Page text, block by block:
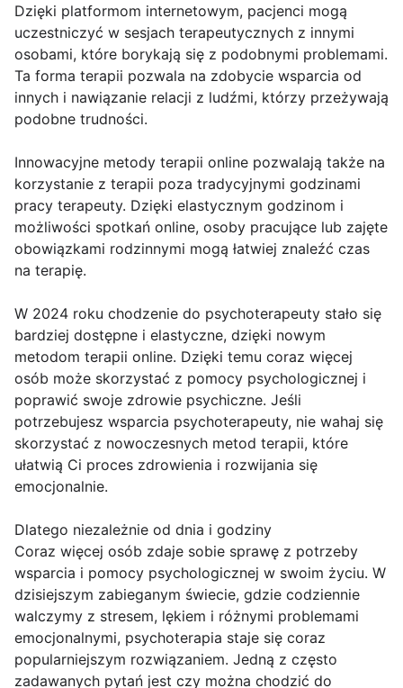
Dzięki platformom internetowym, pacjenci mogą
uczestniczyć w sesjach terapeutycznych z innymi
osobami, które borykają się z podobnymi problemami.
Ta forma terapii pozwala na zdobycie wsparcia od
innych i nawiązanie relacji z ludźmi, którzy przeżywają
podobne trudności.
Innowacyjne metody terapii online pozwalają także na
korzystanie z terapii poza tradycyjnymi godzinami
pracy terapeuty. Dzięki elastycznym godzinom i
możliwości spotkań online, osoby pracujące lub zajęte
obowiązkami rodzinnymi mogą łatwiej znaleźć czas
na terapię.
W 2024 roku chodzenie do psychoterapeuty stało się
bardziej dostępne i elastyczne, dzięki nowym
metodom terapii online. Dzięki temu coraz więcej
osób może skorzystać z pomocy psychologicznej i
poprawić swoje zdrowie psychiczne. Jeśli
potrzebujesz wsparcia psychoterapeuty, nie wahaj się
skorzystać z nowoczesnych metod terapii, które
ułatwią Ci proces zdrowienia i rozwijania się
emocjonalnie.
Dlatego niezależnie od dnia i godziny
Coraz więcej osób zdaje sobie sprawę z potrzeby
wsparcia i pomocy psychologicznej w swoim życiu. W
dzisiejszym zabieganym świecie, gdzie codziennie
walczymy z stresem, lękiem i różnymi problemami
emocjonalnymi, psychoterapia staje się coraz
popularniejszym rozwiązaniem. Jedną z często
zadawanych pytań jest czy można chodzić do